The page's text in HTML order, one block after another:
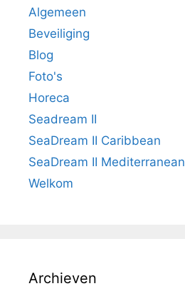
Algemeen
Beveiliging
Blog
Foto's
Horeca
Seadream II
SeaDream II Caribbean
SeaDream II Mediterranean
Welkom
Archieven